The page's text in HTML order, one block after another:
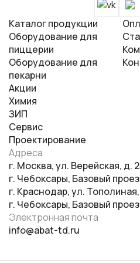
Шкафы расстоечные
Каталог продукции
Оборудование для
пиццерии
Оборудование для
пекарни
Акции
Химия
ЗИП
Сервис
Проектирование
Адреса
г. Москва, ул. Верейская, д.
г. Чебоксары, Базовый
г. Краснодар, ул.
г. Чебоксары, Базовый
Электронная почта
info@abat-td.ru